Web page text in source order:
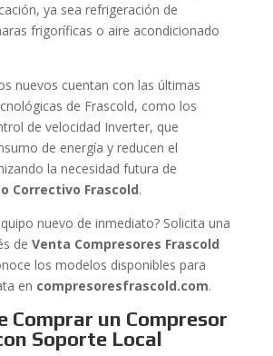
ya sea refrigeración de
frigoríficas o aire acondicionado
nuevos cuentan con las últimas
de Frascold, como los
de velocidad Inverter, que
de energía y reducen el
la necesidad futura de
Correctivo Frascold.
nuevo de inmediato? Solicita una
de Venta Compresores Frascold
los modelos disponibles para
en compresoresfrascold.com.
Comprar un Compresor
Soporte Local